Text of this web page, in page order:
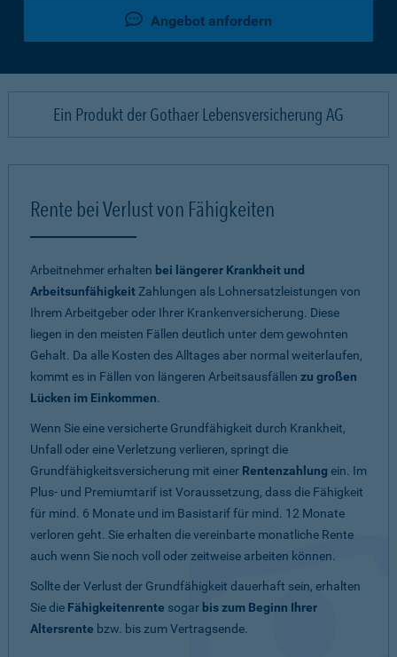
Angebot anfordern
Ein Produkt der Gothaer Lebensversicherung AG
Rente bei Verlust von Fähigkeiten
Arbeitnehmer erhalten bei längerer Krankheit und
ArbeitsunfähigkeitZahlungen als Lohnersatzleistungen von
Ihrem Arbeitgeber oder Ihrer Krankenversicherung. Diese
liegen in den meisten Fällen deutlich unter dem gewohnten
Gehalt. Da alle Kosten des Alltages aber normal weiterlaufen,
kommt es in Fällen von längeren Arbeitsausfällen zu großen
Lücken im Einkommen.
Wenn Sie eine versicherte Grundfähigkeit durch Krankheit,
Unfall oder eine Verletzung verlieren, springt die
Grundfähigkeitsversicherung mit einer Rentenzahlung ein. Im
Plus- und Premiumtarif ist Voraussetzung, dass die Fähigkeit
für mind. 6 Monate und im Basistarif für mind. 12 Monate
verloren geht. Sie erhalten die vereinbarte monatliche Rente
auch wenn Sie noch voll oder zeitweise arbeiten können.
Sollte der Verlust der Grundfähigkeit dauerhaft sein, erhalten
Sie die Fähigkeitenrente sogar bis zum Beginn Ihrer
Altersrente bzw. bis zum Vertragsende.